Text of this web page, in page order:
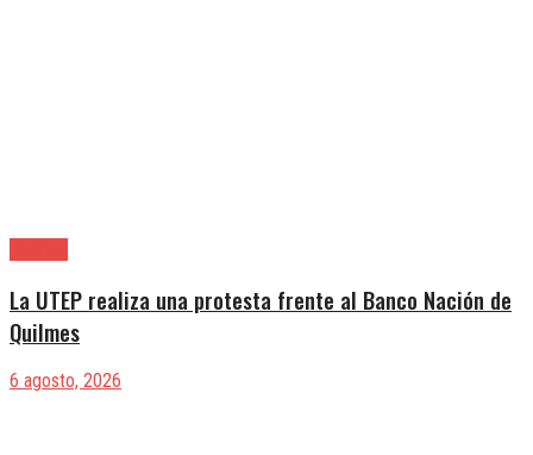
La UTEP realiza una protesta frente al Banco Nación de
Quilmes
6 agosto, 2026